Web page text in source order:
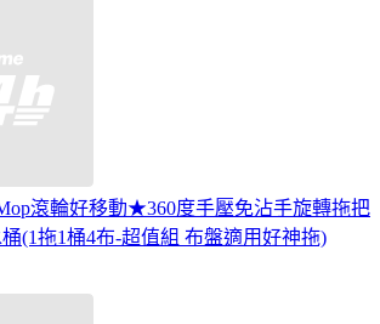
滾輪好移動★360度手壓免沾手旋轉拖把
(1拖1桶4布-超值組 布盤適用好神拖)